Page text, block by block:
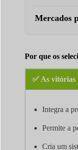
Mercados
Por que os
✅ As vitórias
Integra a
Permite a
Cria um